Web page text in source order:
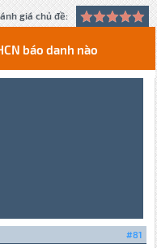
giá chủ đề:
báo danh nào
#81